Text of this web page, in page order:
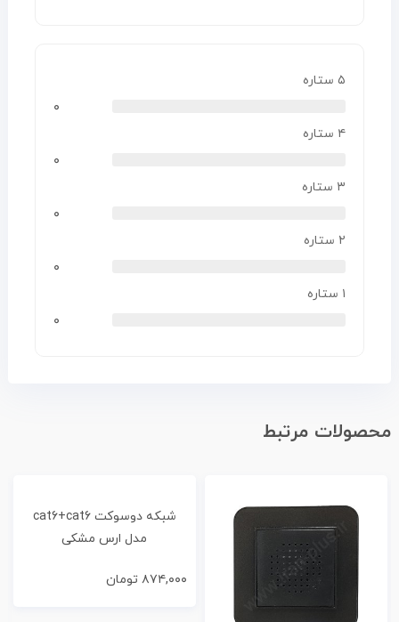
۵ ستاره
۰
۴ ستاره
۰
۳ ستاره
۰
۲ ستاره
۰
۱ ستاره
۰
محصولات مرتبط
شبکه دوسوکت cat6+cat6
مدل ارس مشکی
۸۷۴,۰۰۰ تومان